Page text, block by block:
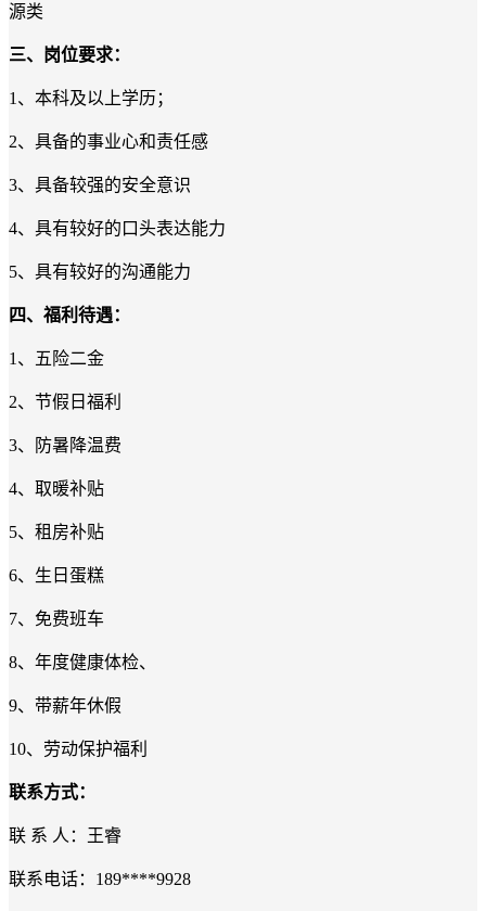
源类
三、 岗位要求：
1 、 本科及以上学历；
2、具备的事业心和责任感
3、 具备较强的安全意识
4、 具有较好的口头表达能力
5、 具有较好的沟通能力
四、 福利待遇：
1 、 五险二金
2、 节假日福利
3、防暑降温费
4、取暖补贴
5、租房补贴
6、生日蛋糕
7、免费班车
8、年度健康体检、
9、带薪年休假
10、劳动保护福利
联系方式：
联 系 人： 王睿
联系电话： 189****9928